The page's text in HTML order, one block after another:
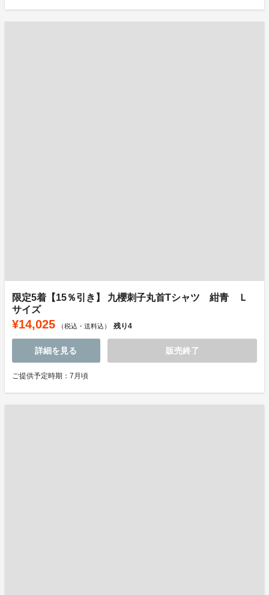
限定5着【15％引き】 九櫻刺子丸首Tシャツ 紺青 Ｌ
サイズ
¥14,025 （税込・送料込） 残り4
詳細を見る 販売終了
ご提供予定時期：7月頃